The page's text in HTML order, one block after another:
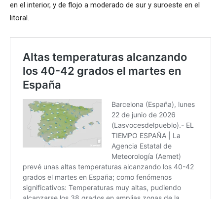
en el interior, y de flojo a moderado de sur y suroeste en el
litoral.